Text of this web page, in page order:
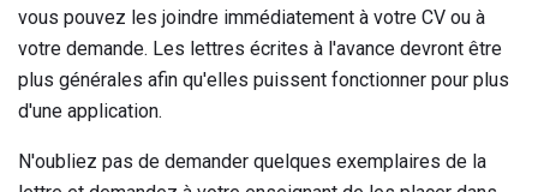
vous pouvez les joindre immédiatement à votre CV ou à
votre demande. Les lettres écrites à l'avance devront être
plus générales afin qu'elles puissent fonctionner pour plus
d'une application.
N'oubliez pas de demander quelques exemplaires de la